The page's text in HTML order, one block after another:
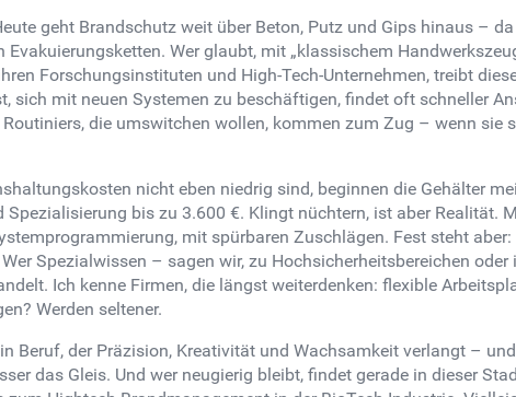
geht Brandschutz weit über Beton, Putz und Gips hinaus –
Wer glaubt, mit „klassischem
Forschungsinstituten und High-Tech-Unternehmen, treibt
sich mit neuen Systemen zu beschäftigen, findet oft schneller
die umswitchen wollen, kommen zum Zug – wenn sie
nicht eben niedrig sind, beginnen die Gehälter
bis zu 3.600 €. Klingt nüchtern, ist aber Realität.
mit spürbaren Zuschlägen. Fest steht
Spezialwissen – sagen wir, zu Hochsicherheitsbereichen oder
Ich kenne Firmen, die längst weiterdenken: flexible
Werden seltener.
der Präzision, Kreativität und Wachsamkeit verlangt –
das Gleis. Und wer neugierig bleibt, findet gerade in dieser